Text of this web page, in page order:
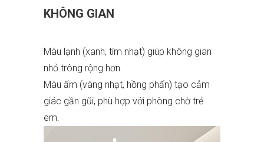
KHÔNG GIAN
Màu lạnh (xanh, tím nhạt) giúp không gian
nhỏ trông rộng hơn.
Màu ấm (vàng nhạt, hồng phấn) tạo cảm
giác gần gũi, phù hợp với phòng chờ trẻ
em.